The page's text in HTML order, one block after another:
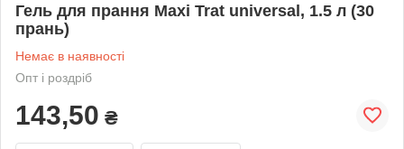
Гель для прання Maxi Trat universal, 1.5 л (30
прань)
Немає в наявності
Опт і роздріб
143,50 ₴